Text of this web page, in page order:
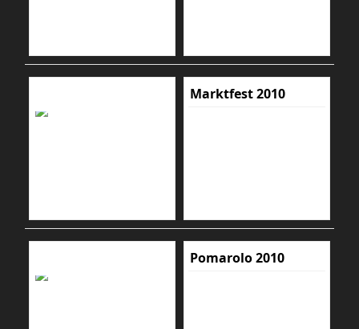
Marktfest 2010
Pomarolo 2010